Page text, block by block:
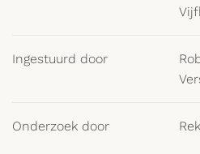
Ingestuurd door
Onderzoek door